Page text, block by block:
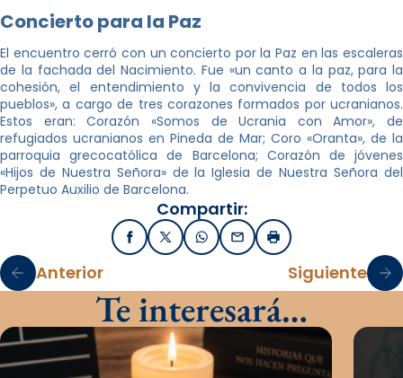
Concierto para la Paz
El encuentro cerró con un concierto por la Paz en las escaleras
de la fachada del Nacimiento. Fue «un canto a la paz, para la
cohesión, el entendimiento y la convivencia de todos los
pueblos», a cargo de tres corazones formados por ucranianos.
Estos eran: Corazón «Somos de Ucrania con Amor», de
refugiados ucranianos en Pineda de Mar; Coro «Oranta», de la
parroquia grecocatólica de Barcelona; Corazón de jóvenes
«Hijos de Nuestra Señora» de la Iglesia de Nuestra Señora del
Perpetuo Auxilio de Barcelona.
Compartir:
FacebookX / TwitterWhatsApp
EmailImprimir
Anterior Siguiente
Te interesará…